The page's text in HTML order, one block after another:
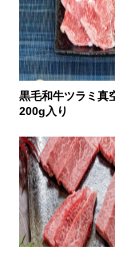
黒毛和牛ツラミ真
200g入り